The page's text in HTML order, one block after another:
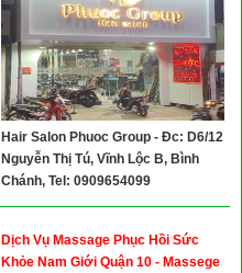
Hair Salon Phuoc Group - Đc: D6/12
Nguyễn Thị Tú, Vĩnh Lộc B, Bình
Chánh, Tel: 0909654099
Dịch Vụ Massage Phục Hồi Sức
Khỏe Nam Giới Quận 10 - Massege